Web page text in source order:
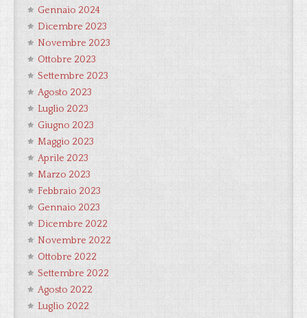
Gennaio 2024
Dicembre 2023
Novembre 2023
Ottobre 2023
Settembre 2023
Agosto 2023
Luglio 2023
Giugno 2023
Maggio 2023
Aprile 2023
Marzo 2023
Febbraio 2023
Gennaio 2023
Dicembre 2022
Novembre 2022
Ottobre 2022
Settembre 2022
Agosto 2022
Luglio 2022